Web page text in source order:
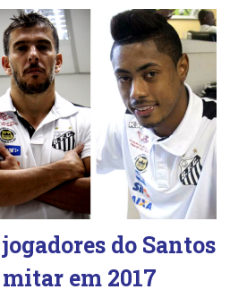
do Santos
em 2017